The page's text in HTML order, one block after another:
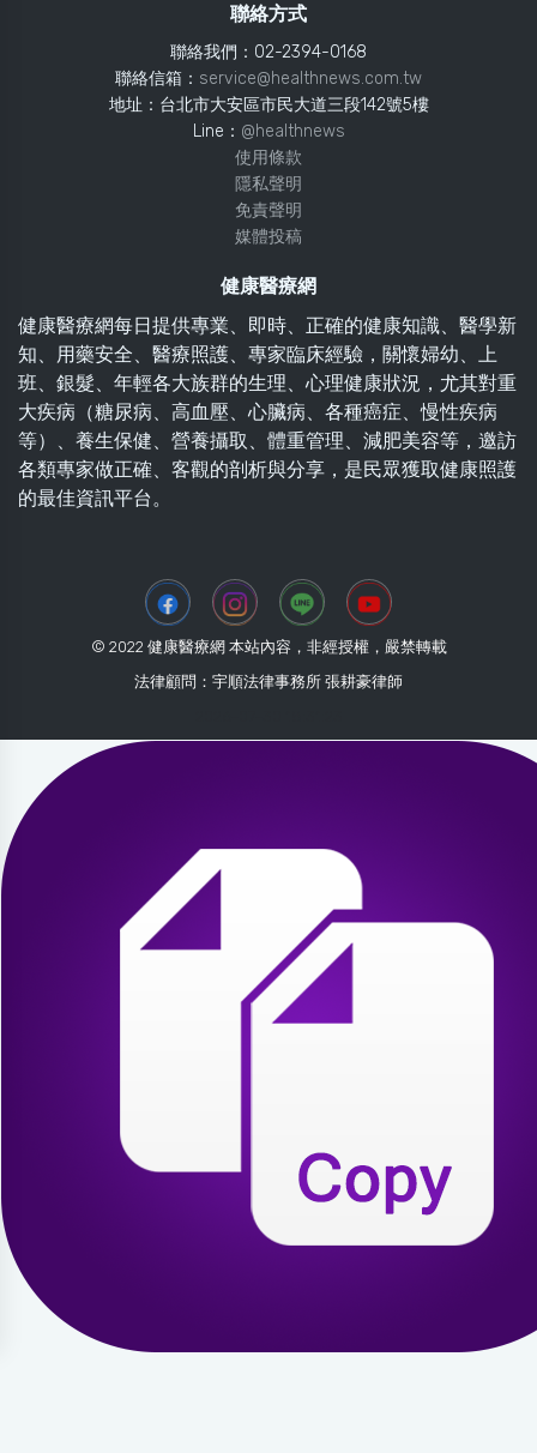
聯絡方式
聯絡我們：02-2394-0168
聯絡信箱： service@healthnews.com.tw
地址：台北市大安區市民大道三段142號5樓
Line： @healthnews
使用條款
隱私聲明
免責聲明
媒體投稿
健康醫療網
健康醫療網每日提供專業、即時、正確的健康知識、醫學新
知、用藥安全、醫療照護、專家臨床經驗，關懷婦幼、上
班、銀髮、年輕各大族群的生理、心理健康狀況，尤其對重
大疾病（糖尿病、高血壓、心臟病、各種癌症、慢性疾病
等）、養生保健、營養攝取、體重管理、減肥美容等，邀訪
各類專家做正確、客觀的剖析與分享，是民眾獲取健康照護
的最佳資訊平台。
© 2022 健康醫療網 本站內容，非經授權，嚴禁轉載
法律顧問：宇順法律事務所 張耕豪律師